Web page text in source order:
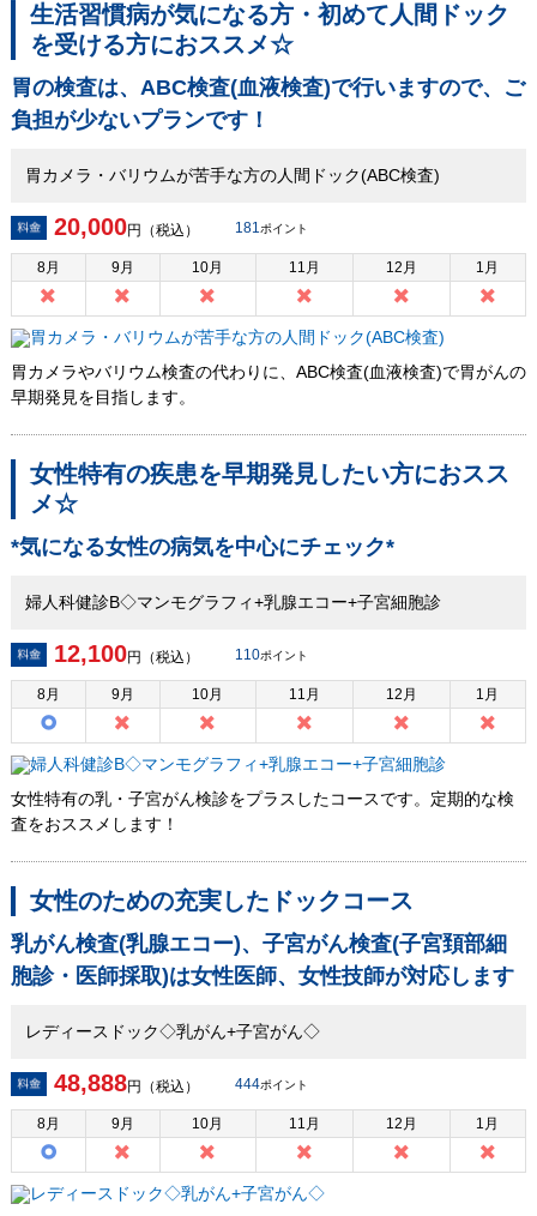
生活習慣病が気になる方・初めて人間ドック
を受ける方におススメ☆
胃の検査は、ABC検査(血液検査)で行いますので、ご
負担が少ないプランです！
胃カメラ・バリウムが苦手な方の人間ドック(ABC検査)
20,000円（税込） 181ポイント
8月 9 月 10月 11 月 12 月 1 月
胃カメラやバリウム検査の代わりに、ABC検査(血液検査)で胃がんの
早期発見を目指します。
女性特有の疾患を早期発見したい方におスス
メ☆
*気になる女性の病気を中心にチェック*
婦人科健診B◇マンモグラフィ+乳腺エコー+子宮細胞診
12,100円（税込） 110ポイント
8月 9 月 10月 11 月 12 月 1 月
女性特有の乳・子宮がん検診をプラスしたコースです。定期的な検
査をおススメします！
女性のための充実したドックコース
乳がん検査(乳腺エコー)、子宮がん検査(子宮頚部細
胞診・医師採取)は女性医師、女性技師が対応します
レディースドック◇乳がん+子宮がん◇
48,888円（税込） 444ポイント
8月 9 月 10月 11 月 12 月 1 月